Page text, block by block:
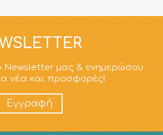
Newsletter μας & ενημερώσου
νέα και προσφορές!
Εγγραφή